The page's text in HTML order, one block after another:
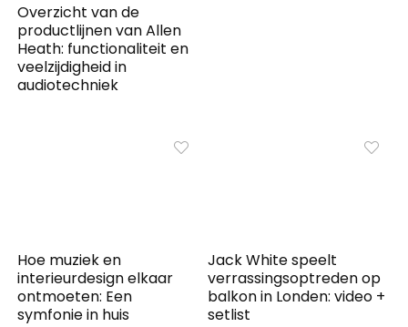
Overzicht van de
productlijnen van Allen
Heath: functionaliteit en
veelzijdigheid in
audiotechniek
Hoe muziek en
interieurdesign elkaar
ontmoeten: Een
symfonie in huis
Jack White speelt
verrassingsoptreden op
balkon in Londen: video +
setlist